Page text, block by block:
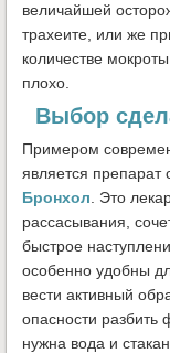
величайшей
трахеите, или же
количестве
плохо.
Выбор
Примером
является препарат
Бронхол . Это
рассасывания,
быстрое
особенно удобны
вести активный
опасности разбить
нужна вода и